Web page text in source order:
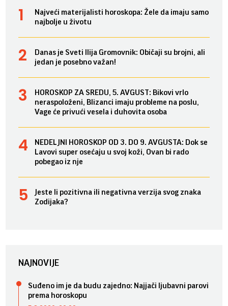
Najveći materijalisti horoskopa: Žele da imaju samo
najbolje u životu
Danas je Sveti Ilija Gromovnik: Običaji su brojni, ali
jedan je posebno važan!
HOROSKOP ZA SREDU, 5. AVGUST: Bikovi vrlo
neraspoloženi, Blizanci imaju probleme na poslu,
Vage će privući vesela i duhovita osoba
NEDELJNI HOROSKOP OD 3. DO 9. AVGUSTA: Dok se
Lavovi super osećaju u svoj koži, Ovan bi rado
pobegao iz nje
Jeste li pozitivna ili negativna verzija svog znaka
Zodijaka?
NAJNOVIJE
Suđeno im je da budu zajedno: Najjači ljubavni parovi
prema horoskopu